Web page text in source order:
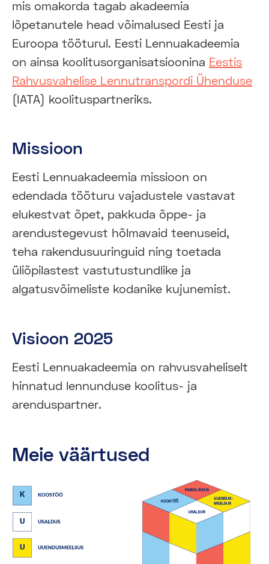
mis omakorda tagab akadeemia
lõpetanutele head võimalused Eesti ja
Euroopa tööturul. Eesti Lennuakadeemia
on ainsa koolitusorganisatsioonina Eestis
Rahvusvahelise Lennutranspordi Ühenduse
(IATA) koolituspartneriks.
Missioon
Eesti Lennuakadeemia missioon on
edendada tööturu vajadustele vastavat
elukestvat õpet, pakkuda õppe- ja
arendustegevust hõlmavaid teenuseid,
teha rakendusuuringuid ning toetada
üliõpilastest vastutustundlike ja
algatusvõimeliste kodanike kujunemist.
Visioon 2025
Eesti Lennuakadeemia on rahvusvaheliselt
hinnatud lennunduse koolitus- ja
arenduspartner.
Meie väärtused